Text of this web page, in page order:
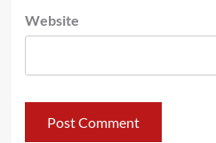
Website